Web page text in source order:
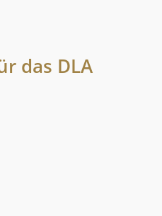
das DLA